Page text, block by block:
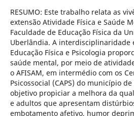
RESUMO: Este trabalho relata as
extensão Atividade Física e Saúde
Faculdade de Educação Física da
Uberlândia. A interdisciplinaridade
Educação Física e Psicologia
saúde mental, por meio de
o AFISAM, em intermédio com os
Psicossocial (CAPS) do município
objetivo propiciar a melhora da
e adultos que apresentam
embotamento afetivo, humor